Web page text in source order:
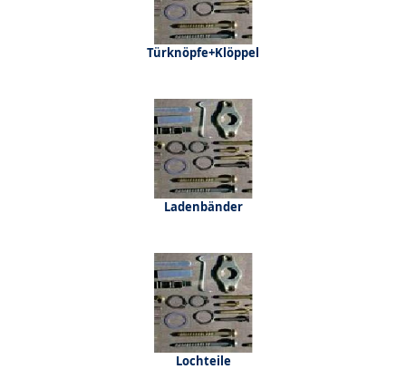
Türknöpfe+Klöppel
Ladenbänder
Lochteile